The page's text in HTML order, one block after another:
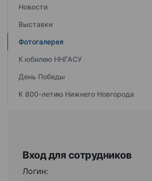
Новости
Выставки
Фотогалерея
К юбилею ННГАСУ
День Победы
К 800-летию Нижнего Новгорода
Вход для сотрудников
Логин: